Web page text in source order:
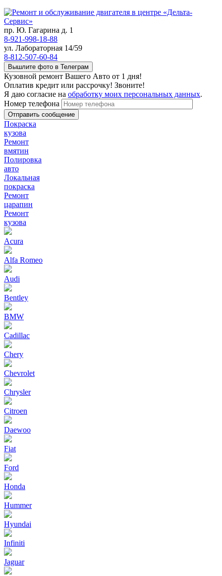
пр. Ю. Гагарина д. 1
8-921-998-18-88
ул. Лабораторная 14/59
8-812-507-60-84
Вышлите фото в Телеграм
Кузовной ремонт Вашего Авто от 1 дня!
Оплатив кредит или рассрочку! Звоните!
Я даю согласие на обработку моих персональных данных.
Номер телефона
Покраска
кузова
Ремонт
вмятин
Полировка
авто
Локальная
покраска
Ремонт
царапин
Ремонт
кузова
Acura
Alfa Romeo
Audi
Bentley
BMW
Cadillac
Chery
Chevrolet
Chrysler
Citroen
Daewoo
Fiat
Ford
Honda
Hummer
Hyundai
Infiniti
Jaguar